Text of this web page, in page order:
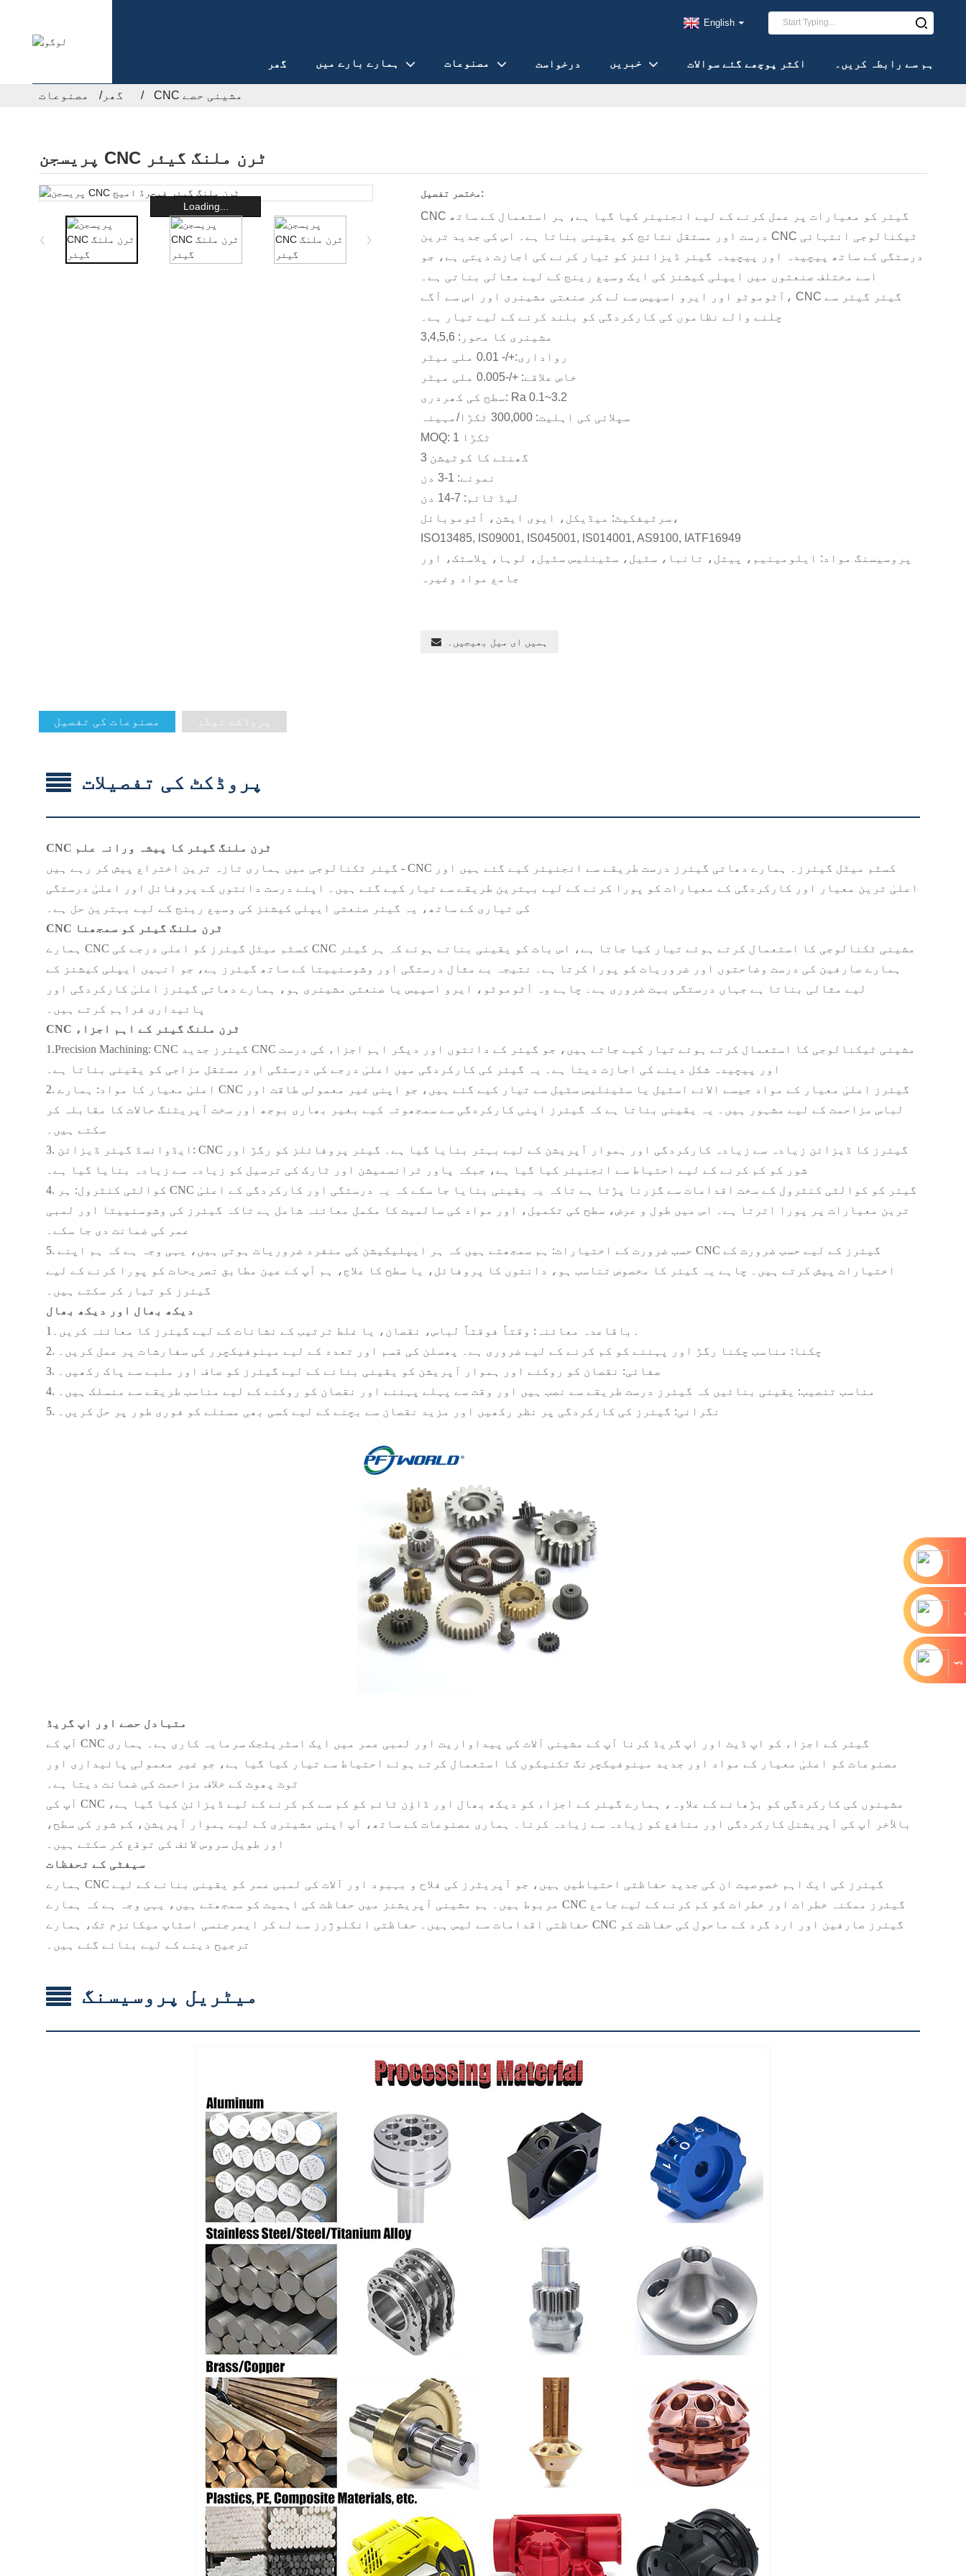
گھر ہمارے بارے میں مصنوعات درخواست خبریں اکثر پوچھے گئے سوالات ہم سے رابطہ کریں۔
English
گھر مصنوعات CNC مشینی حصے
پریسجن CNC ٹرن ملنگ گیئر
Loading...
مختصر تفصیل:
CNC گیئر کو معیارات پر عمل کرنے کے لیے انجنیئر کیا گیا ہے، ہر استعمال کے ساتھ
درست اور مستقل نتائج کو یقینی بناتا ہے۔ اس کی جدید ترین CNC ٹیکنالوجی انتہائی
درستگی کے ساتھ پیچیدہ اور پیچیدہ گیئر ڈیزائنز کو تیار کرنے کی اجازت دیتی ہے، جو
اسے مختلف صنعتوں میں ایپلی کیشنز کی ایک وسیع رینج کے لیے مثالی بناتی ہے۔
آٹوموٹو اور ایرو اسپیس سے لے کر صنعتی مشینری اور اس سے آگے، CNC گیئر گیئر سے
چلنے والے نظاموں کی کارکردگی کو بلند کرنے کے لیے تیار ہے۔
مشینری کا محور: 3,4,5,6
رواداری:+/- 0.01 ملی میٹر
خاص علاقے: +/-0.005 ملی میٹر
سطح کی کھردری: Ra 0.1~3.2
سپلائی کی اہلیت: 300,000 ٹکڑا/مہینہ
MOQ: 1 ٹکڑا
3 گھنٹے کا کوٹیشن
نمونے: 1-3 دن
لیڈ ٹائم: 7-14 دن
سرٹیفکیٹ: میڈیکل، ایوی ایشن، آٹوموبائل،
ISO13485, IS09001, IS045001, IS014001, AS9100, IATF16949
پروسیسنگ مواد: ایلومینیم، پیتل، تانبا، سٹیل، سٹینلیس سٹیل، لوہا، پلاسٹک، اور
جامع مواد وغیرہ
ہمیں ای میل بھیجیں۔
مصنوعات کی تفصیل پروڈکٹ ٹیگز
پروڈکٹ کی تفصیلات
CNC ٹرن ملنگ گیئر کا پیشہ ورانہ علم
گیئر ٹکنالوجی میں ہماری تازہ ترین اختراع پیش کر رہے ہیں - CNC کسٹم میٹل گیئرز۔ ہمارے دھاتی گیئرز درست طریقے سے انجنیئر کیے گئے ہیں اور
اعلیٰ ترین معیار اور کارکردگی کے معیارات کو پورا کرنے کے لیے بہترین طریقے سے تیار کیے گئے ہیں۔ اپنے درست دانتوں کے پروفائل اور اعلیٰ درستگی
کی تیاری کے ساتھ، یہ گیئر صنعتی ایپلی کیشنز کی وسیع رینج کے لیے بہترین حل ہے۔
CNC ٹرن ملنگ گیئر کو سمجھنا
ہمارے CNC کسٹم میٹل گیئرز کو اعلی درجے کی CNC مشینی ٹکنالوجی کا استعمال کرتے ہوئے تیار کیا جاتا ہے، اس بات کو یقینی بناتے ہوئے کہ ہر گیئر
ہمارے صارفین کی درست وضاحتوں اور ضروریات کو پورا کرتا ہے۔ نتیجہ بے مثال درستگی اور وشوسنییتا کے ساتھ گیئرز ہے، جو انہیں ایپلی کیشنز کے
لیے مثالی بناتا ہے جہاں درستگی بہت ضروری ہے۔ چاہے وہ آٹوموٹو، ایرو اسپیس یا صنعتی مشینری ہو، ہمارے دھاتی گیئرز اعلیٰ کارکردگی اور
پائیداری فراہم کرتے ہیں۔
CNC ٹرن ملنگ گیئر کے اہم اجزاء
1.Precision Machining: CNC گیئرز جدید CNC مشینی ٹیکنالوجی کا استعمال کرتے ہوئے تیار کیے جاتے ہیں، جو گیئر کے دانتوں اور دیگر اہم اجزاء کی درست
اور پیچیدہ شکل دینے کی اجازت دیتا ہے۔ یہ گیئر کی کارکردگی میں اعلیٰ درجے کی درستگی اور مستقل مزاجی کو یقینی بناتا ہے۔
2. اعلیٰ معیار کا مواد: ہمارے CNC گیئرز اعلیٰ معیار کے مواد جیسے الائے اسٹیل یا سٹینلیس سٹیل سے تیار کیے گئے ہیں، جو اپنی غیر معمولی طاقت اور
لباس مزاحمت کے لیے مشہور ہیں۔ یہ یقینی بناتا ہے کہ گیئرز اپنی کارکردگی سے سمجھوتہ کیے بغیر بھاری بوجھ اور سخت آپریٹنگ حالات کا مقابلہ کر
سکتے ہیں۔
3. ایڈوانسڈ گیئر ڈیزائن: CNC گیئرز کا ڈیزائن زیادہ سے زیادہ کارکردگی اور ہموار آپریشن کے لیے بہتر بنایا گیا ہے۔ گیئر پروفائلز کو رگڑ اور
شور کو کم کرنے کے لیے احتیاط سے انجنیئر کیا گیا ہے، جبکہ پاور ٹرانسمیشن اور ٹارک کی ترسیل کو زیادہ سے زیادہ بنایا گیا ہے۔
4. کوالٹی کنٹرول: ہر CNC گیئر کو کوالٹی کنٹرول کے سخت اقدامات سے گزرنا پڑتا ہے تاکہ یہ یقینی بنایا جا سکے کہ یہ درستگی اور کارکردگی کے اعلیٰ
ترین معیارات پر پورا اترتا ہے۔ اس میں طول و عرض، سطح کی تکمیل، اور مواد کی سالمیت کا مکمل معائنہ شامل ہے تاکہ گیئرز کی وشوسنییتا اور لمبی
عمر کی ضمانت دی جا سکے۔
5. حسب ضرورت کے اختیارات: ہم سمجھتے ہیں کہ ہر ایپلیکیشن کی منفرد ضروریات ہوتی ہیں، یہی وجہ ہے کہ ہم اپنے CNC گیئرز کے لیے حسب ضرورت کے
اختیارات پیش کرتے ہیں۔ چاہے یہ گیئر کا مخصوص تناسب ہو، دانتوں کا پروفائل، یا سطح کا علاج، ہم آپ کے عین مطابق تصریحات کو پورا کرنے کے لیے
گیئرز کو تیار کر سکتے ہیں۔
دیکھ بھال اور دیکھ بھال
1۔باقاعدہ معائنہ: وقتاً فوقتاً لباس، نقصان، یا غلط ترتیب کے نشانات کے لیے گیئرز کا معائنہ کریں۔
2. چکنا: مناسب چکنا رگڑ اور پہننے کو کم کرنے کے لیے ضروری ہے۔ پھسلن کی قسم اور تعدد کے لیے مینوفیکچرر کی سفارشات پر عمل کریں۔
3. صفائی: نقصان کو روکنے اور ہموار آپریشن کو یقینی بنانے کے لیے گیئرز کو صاف اور ملبے سے پاک رکھیں۔
4. مناسب تنصیب: یقینی بنائیں کہ گیئرز درست طریقے سے نصب ہیں اور وقت سے پہلے پہننے اور نقصان کو روکنے کے لیے مناسب طریقے سے منسلک ہیں۔
5. نگرانی: گیئرز کی کارکردگی پر نظر رکھیں اور مزید نقصان سے بچنے کے لیے کسی بھی مسئلے کو فوری طور پر حل کریں۔
متبادل حصے اور اپ گریڈ
آپ کے CNC گیئر کے اجزاء کو اپ ڈیٹ اور اپ گریڈ کرنا آپ کے مشینی آلات کی پیداواریت اور لمبی عمر میں ایک اسٹریٹجک سرمایہ کاری ہے۔ ہماری
مصنوعات کو اعلیٰ معیار کے مواد اور جدید مینوفیکچرنگ تکنیکوں کا استعمال کرتے ہوئے احتیاط سے تیار کیا گیا ہے، جو غیر معمولی پائیداری اور
ٹوٹ پھوٹ کے خلاف مزاحمت کی ضمانت دیتا ہے۔
آپ کی CNC مشینوں کی کارکردگی کو بڑھانے کے علاوہ، ہمارے گیئر کے اجزاء کو دیکھ بھال اور ڈاؤن ٹائم کو کم سے کم کرنے کے لیے ڈیزائن کیا گیا ہے،
بالآخر آپ کی آپریشنل کارکردگی اور منافع کو زیادہ سے زیادہ کرنا۔ ہماری مصنوعات کے ساتھ، آپ اپنی مشینری کے لیے ہموار آپریشن، کم شور کی سطح،
اور طویل سروس لائف کی توقع کر سکتے ہیں۔
سیفٹی کے تحفظات
ہمارے CNC گیئرز کی ایک اہم خصوصیت ان کی جدید حفاظتی احتیاطیں ہیں، جو آپریٹرز کی فلاح و بہبود اور آلات کی لمبی عمر کو یقینی بنانے کے لیے
مربوط ہیں۔ ہم مشینی آپریشنز میں حفاظت کی اہمیت کو سمجھتے ہیں، یہی وجہ ہے کہ ہمارے CNC گیئرز ممکنہ خطرات اور خطرات کو کم کرنے کے لیے جامع
حفاظتی اقدامات سے لیس ہیں۔ حفاظتی انکلوژرز سے لے کر ایمرجنسی اسٹاپ میکانزم تک، ہمارے CNC گیئرز صارفین اور ارد گرد کے ماحول کی حفاظت کو
ترجیح دینے کے لیے بنائے گئے ہیں۔
میٹریل پروسیسنگ